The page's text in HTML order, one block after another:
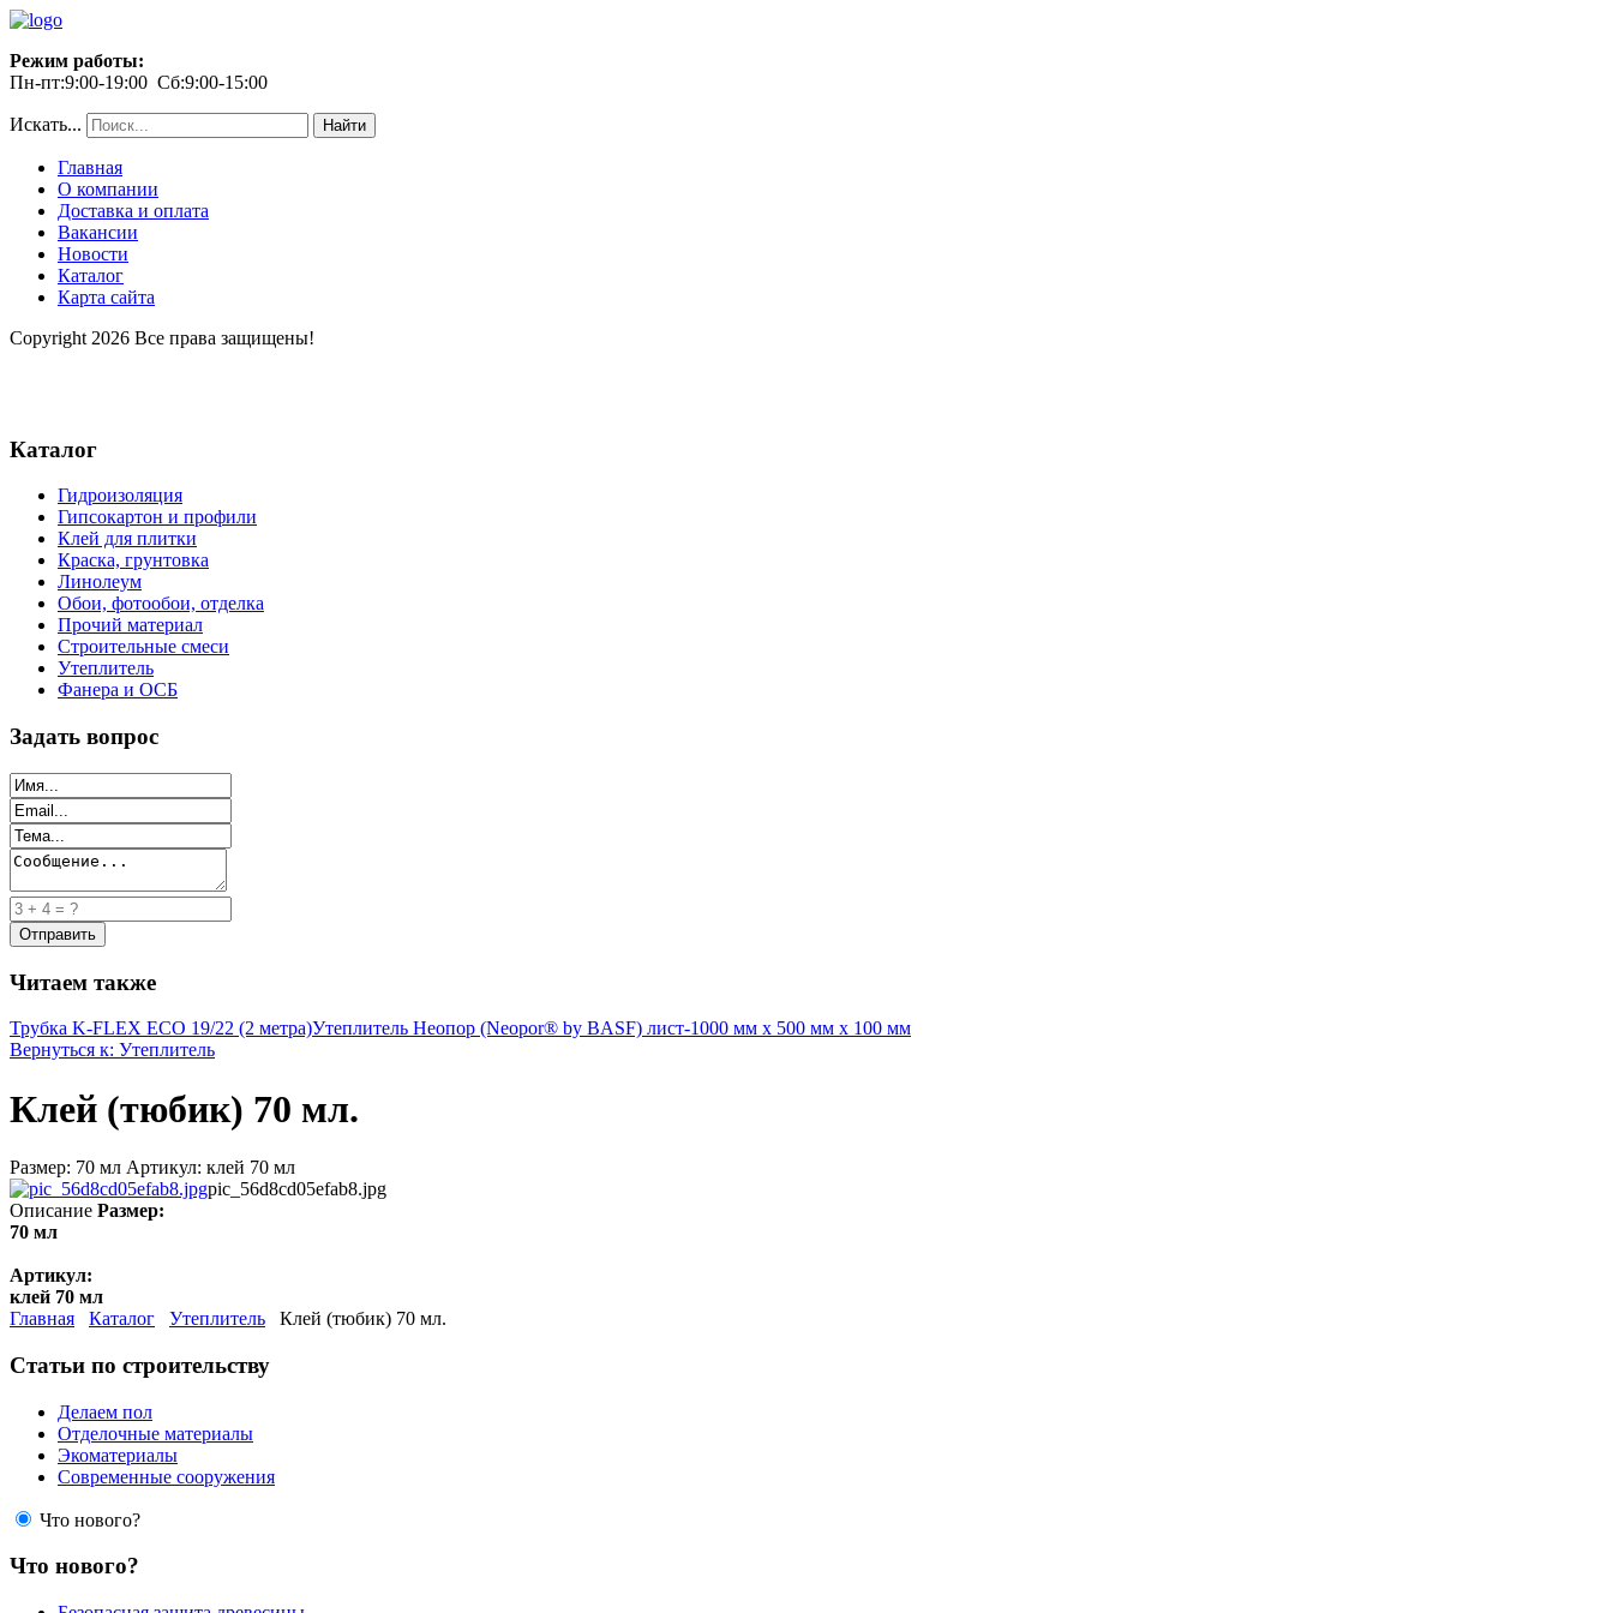
Режим работы:
Пн-пт:9:00-19:00 Сб:9:00-15:00
Искать... Найти
Главная
О компании
Доставка и оплата
Вакансии
Новости
Каталог
Карта сайта
Copyright 2026 Все права защищены!
Каталог
Гидроизоляция
Гипсокартон и профили
Клей для плитки
Краска, грунтовка
Линолеум
Обои, фотообои, отделка
Прочий материал
Строительные смеси
Утеплитель
Фанера и ОСБ
Задать вопрос
Читаем также
Трубка K-FLEX ECO 19/22 (2 метра)Утеплитель Неопор (Neopor® by BASF) лист-1000 мм х 500 мм х 100 мм
Вернуться к: Утеплитель
Клей (тюбик) 70 мл.
Размер: 70 мл Артикул: клей 70 мл
pic_56d8cd05efab8.jpg
Описание Размер:
70 мл
Артикул:
клей 70 мл
Главная
Каталог Утеплитель Клей (тюбик) 70 мл.
Статьи по строительству
Делаем пол
Отделочные материалы
Экоматериалы
Современные сооружения
Что нового?
Что нового?